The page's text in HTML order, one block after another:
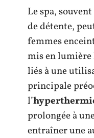
Le spa,
de détente,
femmes
mis en lumière
liés à une
principale
l’
prolongée à
entraîner une